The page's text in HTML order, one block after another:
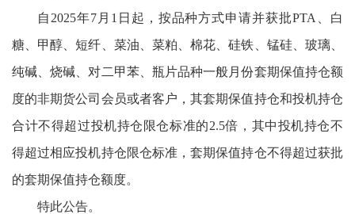
自 2025年7月 1 日起，按品种方式申请并获批PTA
、白
糖、甲醇、短纤、菜油、菜粕、棉花、硅铁、锰硅、玻璃、
纯碱、烧碱、对二甲苯、瓶片品种一般月份套期保值持仓额
度的非期货公司会员或者客户，其套期保值持仓和投机持仓
合计不得超过投机持仓限仓标准的2.5倍，其中投机持仓不
得超过相应投机持仓限仓标准，套期保值持仓不得超过获批
的套期保值持仓额度。
特此公告。